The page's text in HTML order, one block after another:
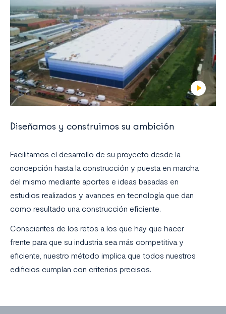
Diseñamos y construimos su ambición
Facilitamos el desarrollo de su proyecto desde la
concepción hasta la construcción y puesta en marcha
del mismo mediante aportes e ideas basadas en
estudios realizados y avances en tecnología que dan
como resultado una construcción eficiente.
Conscientes de los retos a los que hay que hacer
frente para que su industria sea más competitiva y
eficiente, nuestro método implica que todos nuestros
edificios cumplan con criterios precisos.
Contacto